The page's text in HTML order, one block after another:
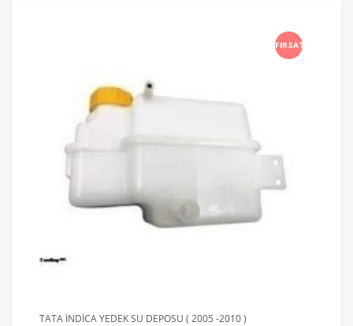
FIRSAT
TATA İNDİCA YEDEK SU DEPOSU ( 2005 -2010 )